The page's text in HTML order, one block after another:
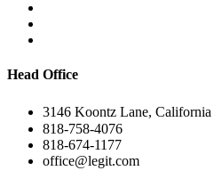
Head Office
3146 Koontz Lane, California
818-758-4076
818-674-1177
office@legit.com